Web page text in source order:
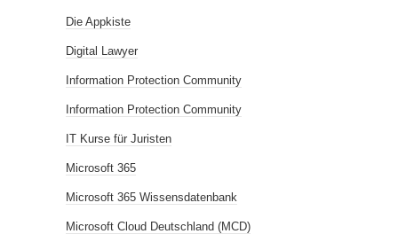
Die Appkiste
Digital Lawyer
Information Protection Community
Information Protection Community
IT Kurse für Juristen
Microsoft 365
Microsoft 365 Wissensdatenbank
Microsoft Cloud Deutschland (MCD)